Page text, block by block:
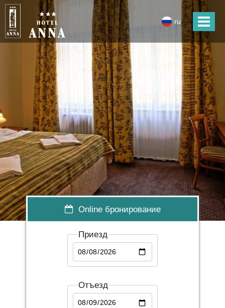
ru
Online бронирование
Приезд
Отъезд